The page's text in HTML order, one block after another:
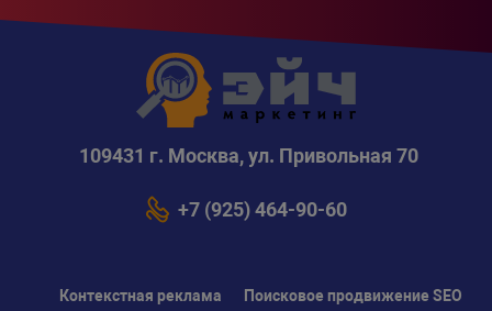
109431 г. Москва, ул. Привольная 70
+7 (925) 464-90-60
Контекстная реклама Поисковое продвижение SEO